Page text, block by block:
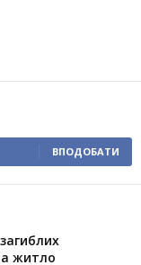
ВПОДОБАТИ
житло